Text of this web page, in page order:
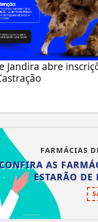
Jandira abre
FARMÁCIAS
CONFIRA AS
ESTARÃO DE